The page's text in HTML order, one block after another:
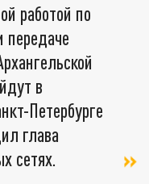
работой по
передаче
в
Петербурге
глава
сетях.